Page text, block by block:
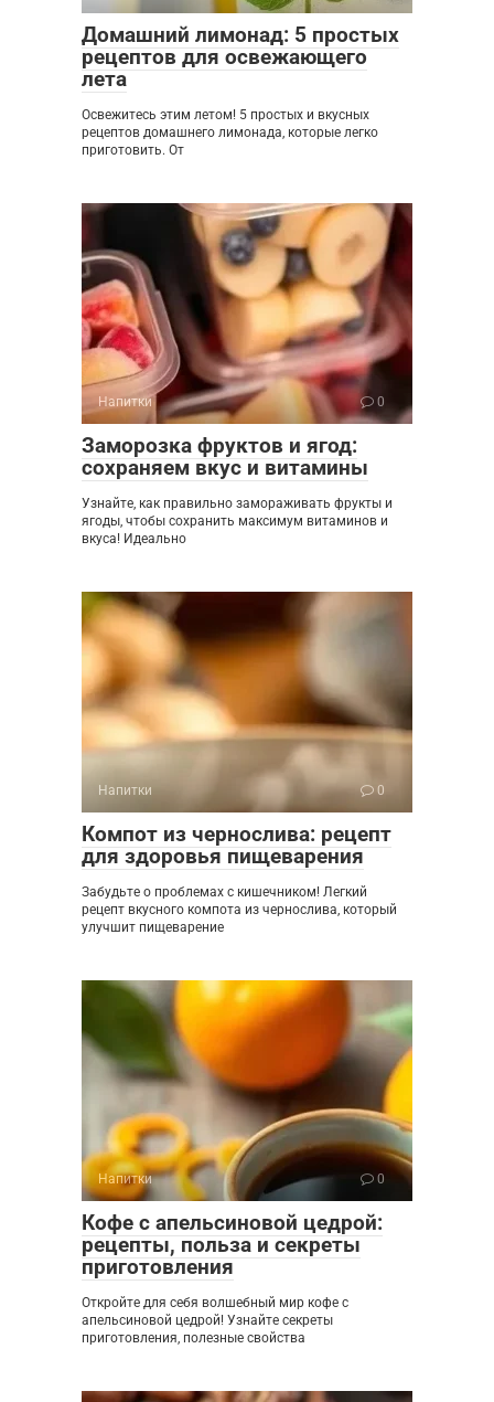
Домашний лимонад: 5 простых
рецептов для освежающего
лета
Освежитесь этим летом! 5 простых и вкусных
рецептов домашнего лимонада, которые легко
приготовить. От
Напитки 0
Заморозка фруктов и ягод:
сохраняем вкус и витамины
Узнайте, как правильно замораживать фрукты и
ягоды, чтобы сохранить максимум витаминов и
вкуса! Идеально
Напитки 0
Компот из чернослива: рецепт
для здоровья пищеварения
Забудьте о проблемах с кишечником! Легкий
рецепт вкусного компота из чернослива, который
улучшит пищеварение
Напитки 0
Кофе с апельсиновой цедрой:
рецепты, польза и секреты
приготовления
Откройте для себя волшебный мир кофе с
апельсиновой цедрой! Узнайте секреты
приготовления, полезные свойства